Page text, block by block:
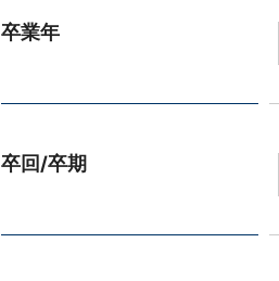
卒業年
卒回/卒期